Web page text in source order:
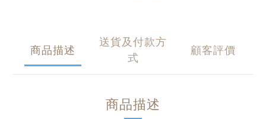
商品描述
送貨及付款方
式
顧客評價
商品描述